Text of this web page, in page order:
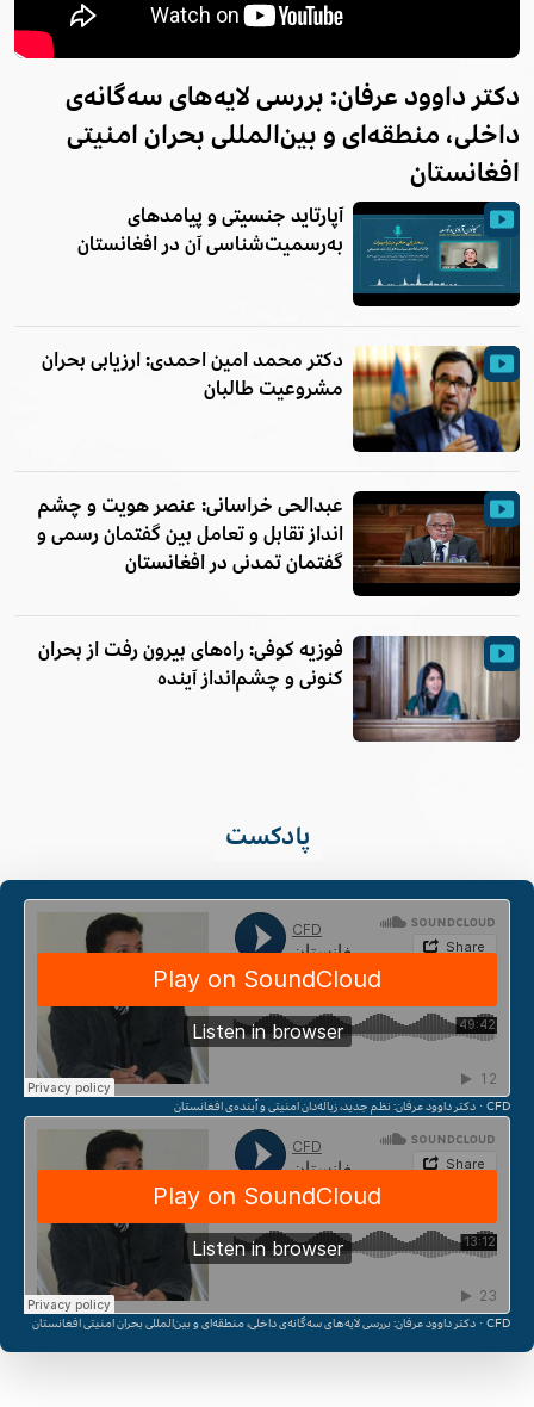
دکتر داوود عرفان: بررسی لایه‌های سه‌گانه‌ی
داخلی، منطقه‌ای و بین‌المللی بحران امنیتی
افغانستان
به‌رسمیت‌شناسی آن در افغانستان
دکتر محمد امین احمدی: ارزیابی بحران
مشروعیت طالبان
عبدالحی خراسانی: عنصر هویت و چشم
انداز تقابل و تعامل بین گفتمان رسمی و
گفتمان تمدنی در افغانستان
فوزیه کوفی: راه‌های بیرون رفت از بحران
کنونی و چشم‌انداز آینده
دکتر داوود عرفان: نظم جدید، زباله‌دان امنیتی و آینده‌ی افغانستان
دکتر داوود عرفان: بررسی لایه‌های سه‌گانه‌ی داخلی، منطقه‌ای و بین‌المللی بحران امنیتی افغانستان